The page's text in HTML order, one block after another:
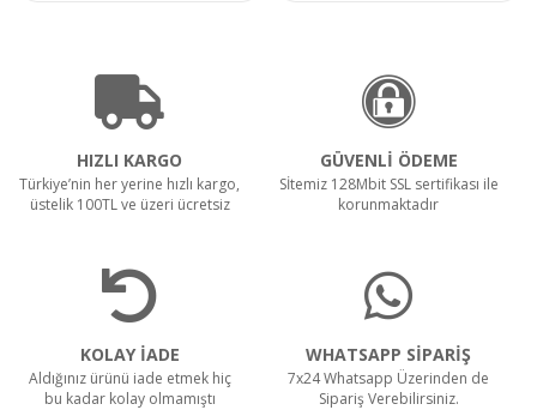
HIZLI KARGO
Türkiye’nin her yerine hızlı kargo,
üstelik 100TL ve üzeri ücretsiz
GÜVENLİ ÖDEME
Sİtemiz 128Mbit SSL sertifikası ile
korunmaktadır
KOLAY İADE
Aldığınız ürünü iade etmek hiç
bu kadar kolay olmamıştı
WHATSAPP SİPARİŞ
7x24 Whatsapp Üzerinden de
Sipariş Verebilirsiniz.